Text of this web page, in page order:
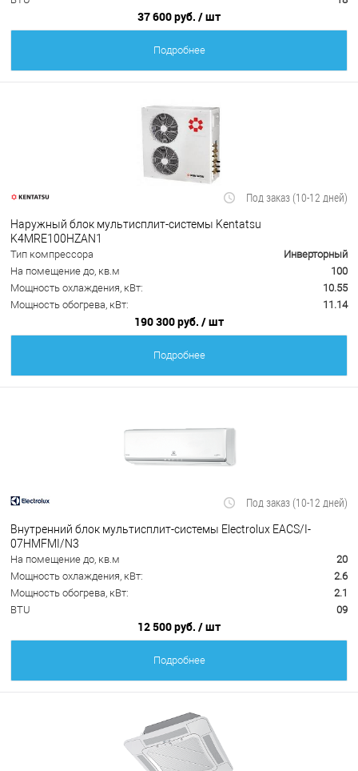
37 600 руб. / шт
Подробнее
Под заказ (10-12 дней)
Наружный блок мультисплит-системы Kentatsu
K4MRE100HZAN1
Тип компрессора
Инверторный
На помещение до, кв.м
100
Мощность охлаждения, кВт:
10.55
Мощность обогрева, кВт:
11.14
190 300 руб. / шт
Подробнее
Под заказ (10-12 дней)
Внутренний блок мультисплит-системы Electrolux EACS/I-
07HMFMI/N3
На помещение до, кв.м
20
Мощность охлаждения, кВт:
2.6
Мощность обогрева, кВт:
2.1
BTU
09
12 500 руб. / шт
Подробнее